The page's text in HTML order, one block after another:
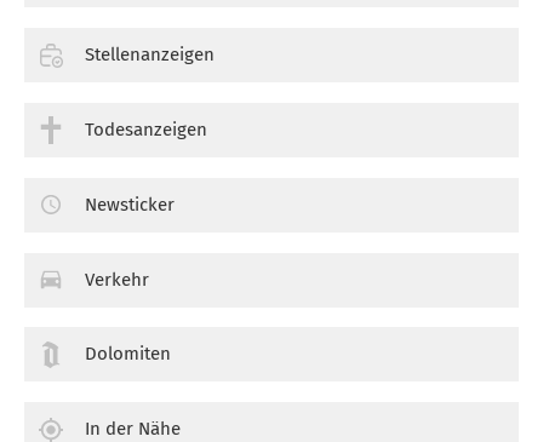
Stellenanzeigen
Todesanzeigen
Newsticker
Verkehr
Dolomiten
In der Nähe